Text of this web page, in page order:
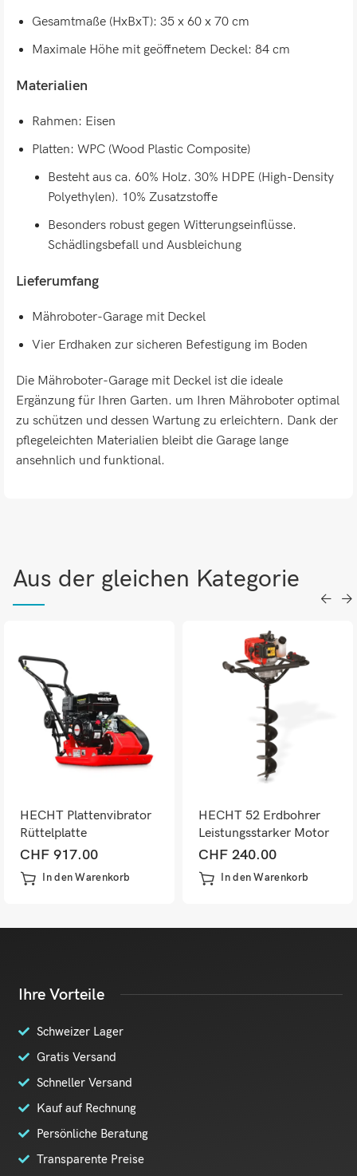
Gesamtmaße (HxBxT): 35 x 60 x 70 cm
Maximale Höhe mit geöffnetem Deckel: 84 cm
Materialien
Rahmen: Eisen
Platten: WPC (Wood Plastic Composite)
Besteht aus ca. 60% Holz. 30% HDPE (High-Density
Polyethylen). 10% Zusatzstoffe
Besonders robust gegen Witterungseinflüsse.
Schädlingsbefall und Ausbleichung
Lieferumfang
Mähroboter-Garage mit Deckel
Vier Erdhaken zur sicheren Befestigung im Boden
Die Mähroboter-Garage mit Deckel ist die ideale
Ergänzung für Ihren Garten. um Ihren Mähroboter optimal
zu schützen und dessen Wartung zu erleichtern. Dank der
pflegeleichten Materialien bleibt die Garage lange
ansehnlich und funktional.
Aus der gleichen Kategorie
HECHT Plattenvibrator
Rüttelplatte
Plattengrösse
550x420mm
CHF 917.00
In den Warenkorb
HECHT 52 Erdbohrer
Leistungsstarker Motor
für effiziente
Bohrarbeiten
CHF 240.00
In den Warenkorb
Ihre Vorteile
Schweizer Lager
Gratis Versand
Schneller Versand
Kauf auf Rechnung
Persönliche Beratung
Transparente Preise